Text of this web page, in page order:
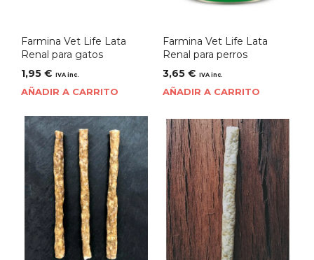
Farmina Vet Life Lata
Renal para gatos
1,95 € IVA inc.
AÑADIR A CARRITO
Farmina Vet Life Lata
Renal para perros
3,65 € IVA inc.
AÑADIR A CARRITO